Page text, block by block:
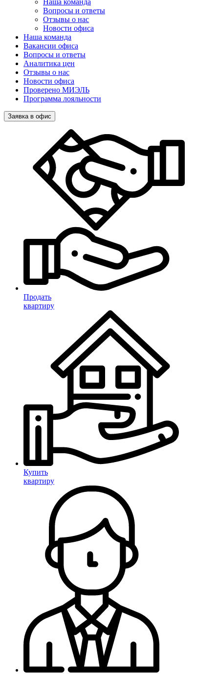
Наша команда
Вопросы и ответы
Отзывы о нас
Новости офиса
Наша команда
Вакансии офиса
Вопросы и ответы
Аналитика цен
Отзывы о нас
Новости офиса
Проверено МИЭЛЬ
Программа лояльности
Заявка в офис
Продать
квартиру
Купить
квартиру